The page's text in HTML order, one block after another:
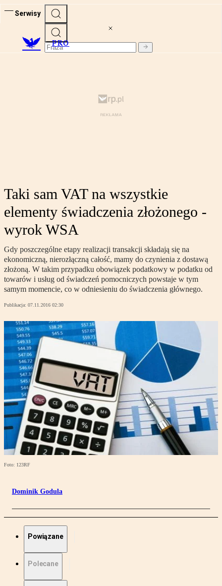
Serwisy
PRO
Taki sam VAT na wszystkie
elementy świadczenia złożonego -
wyrok WSA
Gdy poszczególne etapy realizacji transakcji składają się na
ekonomiczną, nierozłączną całość, mamy do czynienia z dostawą
złożoną. W takim przypadku obowiązek podatkowy w podatku od
towarów i usług od świadczeń pomocniczych powstaje w tym
samym momencie, co w odniesieniu do świadczenia głównego.
Publikacja: 07.11.2016 02:30
Foto: 123RF
Dominik Godula
Powiązane
Polecane